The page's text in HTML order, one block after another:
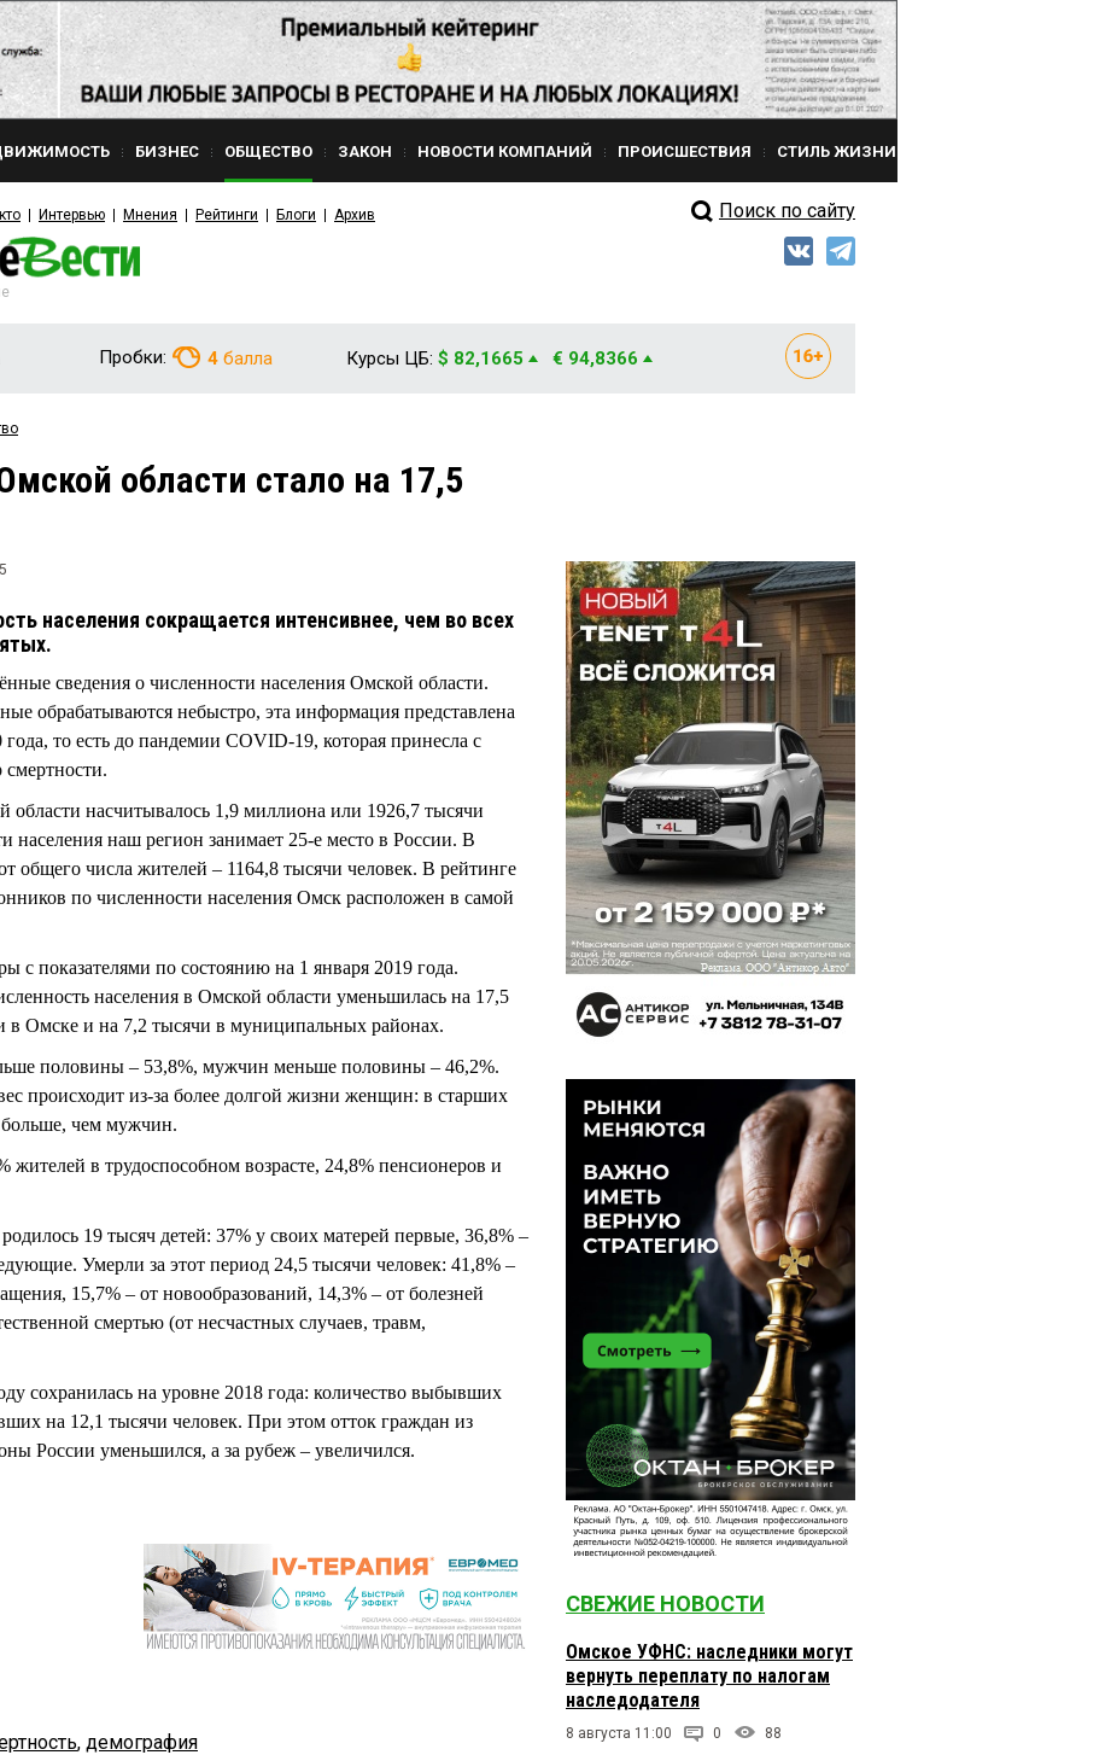
БИЗНЕС ОБЩЕСТВО ЗАКОН НОВОСТИ КОМПАНИЙ ПРОИСШЕСТВИЯ СТИЛЬ ЖИЗНИ
Интервью Мнения Рейтинги Блоги Архив Поиск по сайту
Пробки: 4 балла Курсы ЦБ: $ 82,1665 € 94,8366
области стало на 17,5
населения сокращается интенсивнее, чем во всех
сведения о численности населения Омской области.
обрабатываются небыстро, эта информация представлена
то есть до пандемии COVID-19, которая принесла с
области насчитывалось 1,9 миллиона или 1926,7 тысячи
населения наш регион занимает 25-е место в России. В
общего числа жителей – 1164,8 тысячи человек. В рейтинге
по численности населения Омск расположен в самой
с показателями по состоянию на 1 января 2019 года.
населения в Омской области уменьшилась на 17,5
в Омске и на 7,2 тысячи в муниципальных районах.
половины – 53,8%, мужчин меньше половины – 46,2%.
происходит из-за более долгой жизни женщин: в старших
больше, чем мужчин.
жителей в трудоспособном возрасте, 24,8% пенсионеров и
19 тысяч детей: 37% у своих матерей первые, 36,8% –
Умерли за этот период 24,5 тысячи человек: 41,8% –
15,7% – от новообразований, 14,3% – от болезней
смертью (от несчастных случаев, травм,
сохранилась на уровне 2018 года: количество выбывших
на 12,1 тысячи человек. При этом отток граждан из
России уменьшился, а за рубеж – увеличился.
, демография
СВЕЖИЕ НОВОСТИ
Омское УФНС: наследники могут
вернуть переплату по налогам
наследодателя
8 августа 11:00 0 88